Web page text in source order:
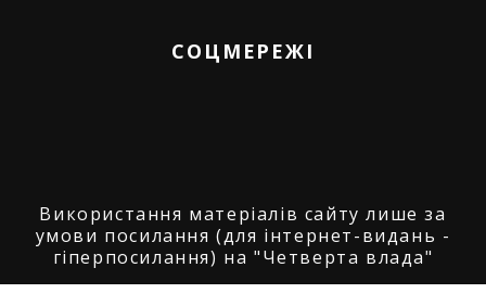
СОЦМЕРЕЖІ
Використання матеріалів сайту лише за
умови посилання (для інтернет-видань -
гіперпосилання) на "Четверта влада"